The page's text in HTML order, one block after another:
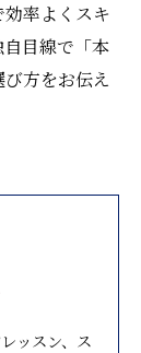
率よくスキ
目線で「本
方をお伝え
ッスン、ス